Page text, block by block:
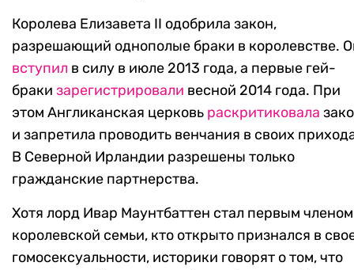
Королева Елизавета II одобрила закон,
разрешающий однополые браки в королевстве.
вступил в силу в июле 2013 года, а первые гей-
браки зарегистрировали весной 2014 года. При
этом Англиканская церковь раскритиковала
и запретила проводить венчания в своих
В Северной Ирландии разрешены только
гражданские партнерства.
Хотя лорд Ивар Маунтбаттен стал первым членом
королевской семьи, кто открыто признался в
гомосексуальности, историки говорят о том, что